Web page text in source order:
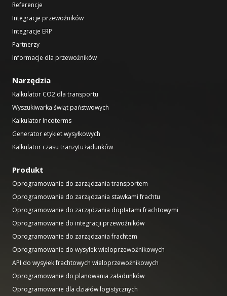
Referencje
Integracje przewoźników
Integracje ERP
Partnerzy
Informacje dla przewoźników
Narzędzia
Kalkulator CO2 dla transportu
Wyszukiwarka świąt państwowych
Kalkulator Incoterms
Generator etykiet wysyłkowych
Kalkulator czasu tranzytu ładunków
Produkt
Oprogramowanie do zarządzania transportem
Oprogramowanie do zarządzania stawkami frachtu
Oprogramowanie do zarządzania dopłatami frachtowymi
Oprogramowanie do integracji przewoźników
Oprogramowanie do zarządzania frachtem
Oprogramowanie do wysyłek wieloprzewoźnikowych
API do wysyłek frachtowych wieloprzewoźnikowych
Oprogramowanie do planowania załadunków
Oprogramowanie dla działów logistycznych